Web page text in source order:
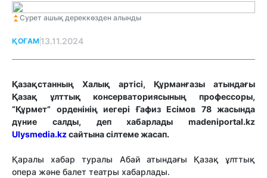
Сурет ашық дереккөзден алынды
ҚОҒАМ 13.11.2024
Қазақстанның Халық артісі, Құрманғазы атындағы
Қазақ ұлттық консерваториясының профессоры,
“Құрмет” орденінің иегері Ғафиз Есімов 78 жасында
дүние салды, деп хабарлады madeniportal.kz
Ulysmedia.kzсайтына сілтеме жасап.
Қаралы хабар туралы Абай атындағы Қазақ ұлттық
опера және балет театры хабарлады.